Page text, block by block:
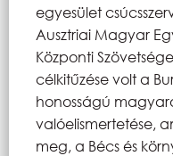
egyesület
Ausztriai Magyar
Központi
célkitűzése volt a
honosságú
valóelismertetése,
meg, a Bécs és